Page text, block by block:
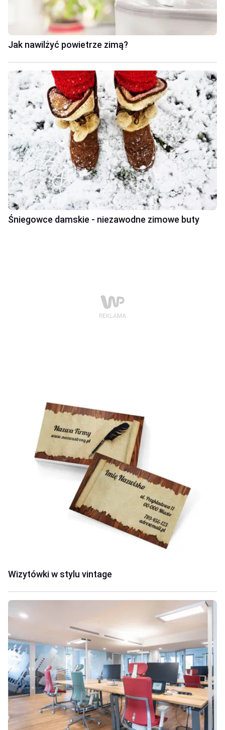
Jak nawilżyć powietrze zimą?
Śniegowce damskie - niezawodne zimowe buty
Wizytówki w stylu vintage